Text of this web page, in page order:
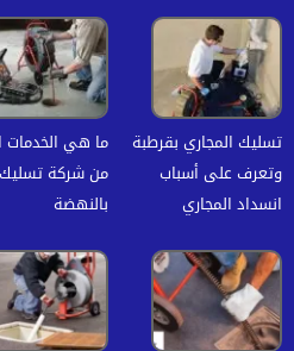
تسليك المجاري بقرطبة
وتعرف على أسباب
انسداد المجاري
ما هي الخدمات
من شركة
بالنهضة